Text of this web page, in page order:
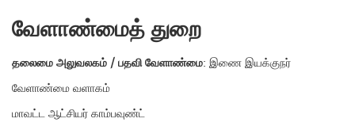
வேளாண்மைத் துறை
தலைமை அலுவலகம் / பதவி வேளாண்மை: இணை இயக்குநர்
வேளாண்மை வளாகம்
மாவட்ட ஆட்சியர் காம்பவுண்ட்